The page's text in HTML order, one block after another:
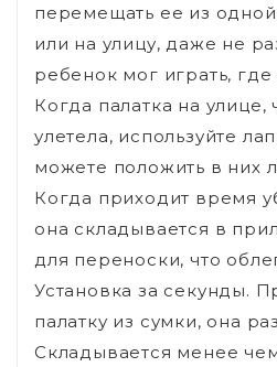
перемещать ее из
или на улицу, даже не
ребенок мог играть,
Когда палатка на улице,
улетела, используйте
можете положить в них
Когда приходит время
она складывается в
для переноски, что
Установка за секунды.
палатку из сумки, она
Складывается менее чем